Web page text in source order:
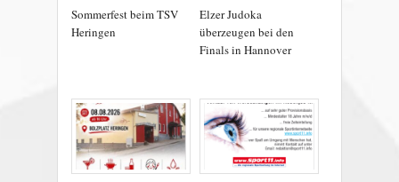
Sommerfest beim TSV
Heringen
Elzer Judoka
überzeugen bei den
Finals in Hannover